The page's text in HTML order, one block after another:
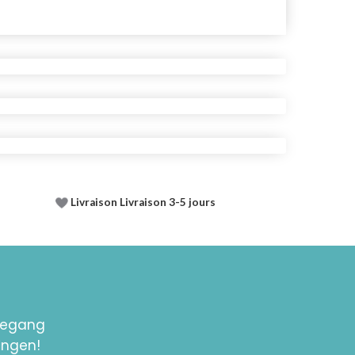
Livraison Livraison 3-5 jours